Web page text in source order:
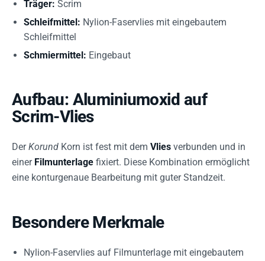
Träger: Scrim
Schleifmittel: Nylion-Faservlies mit eingebautem
Schleifmittel
Schmiermittel: Eingebaut
Aufbau: Aluminiumoxid auf
Scrim-Vlies
DerKorund Korn ist fest mit dem Vlies verbunden und in
einer Filmunterlage fixiert. Diese Kombination ermöglicht
eine konturgenaue Bearbeitung mit guter Standzeit.
Besondere Merkmale
Nylion-Faservlies auf Filmunterlage mit eingebautem